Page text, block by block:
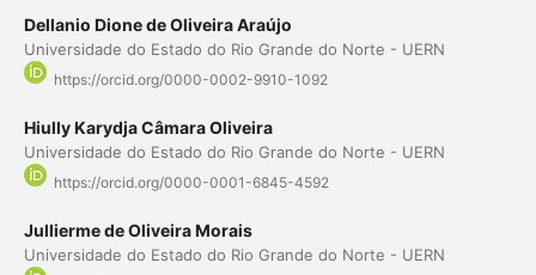
Dellanio Dione de Oliveira Araújo
Universidade do Estado do Rio Grande do Norte - UERN
https://orcid.org/0000-0002-9910-1092
Hiully Karydja Câmara Oliveira
Universidade do Estado do Rio Grande do Norte - UERN
https://orcid.org/0000-0001-6845-4592
Jullierme de Oliveira Morais
Universidade do Estado do Rio Grande do Norte - UERN